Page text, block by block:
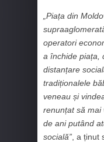
„Piața din
operatori
a închide piața,
distanțare
tradiționalele
veneau și
renunțat să mai
de ani putând
socială” , a